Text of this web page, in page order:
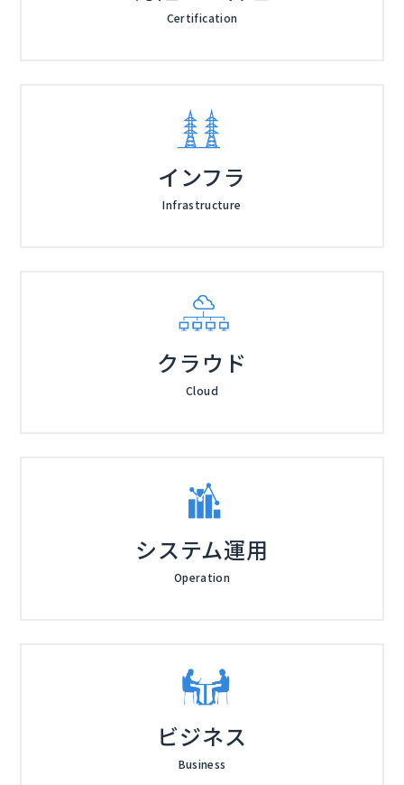
Certification
インフラ
Infrastructure
クラウド
Cloud
システム運用
Operation
ビジネス
Business